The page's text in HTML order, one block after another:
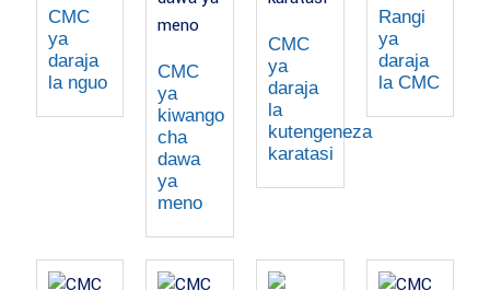
CMC
ya
daraja
la nguo
CMC
ya
kiwango
cha
dawa
ya
meno
CMC
ya
daraja
la
kutengeneza
karatasi
Rangi
ya
daraja
la CMC